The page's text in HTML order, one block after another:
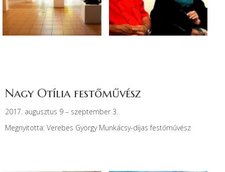
Nagy Otília festőművész
2017. augusztus 9 – szeptember 3.
Megnyitotta: Verebes György Munkácsy-díjas festőművész